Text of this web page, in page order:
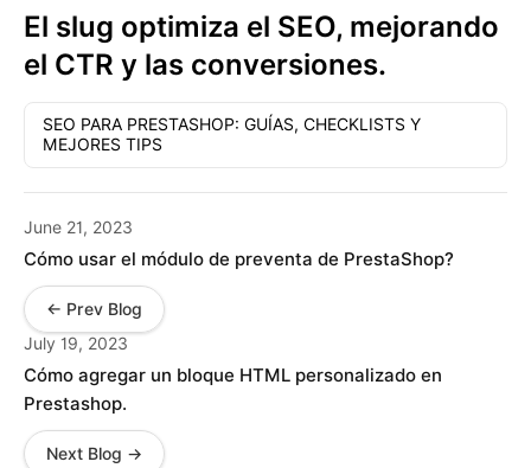
El slug optimiza el SEO, mejorando
el CTR y las conversiones.
SEO PARA PRESTASHOP: GUÍAS, CHECKLISTS Y
MEJORES TIPS
June 21, 2023
Cómo usar el módulo de preventa de PrestaShop?
← Prev Blog
July 19, 2023
Cómo agregar un bloque HTML personalizado en
Prestashop.
Next Blog →